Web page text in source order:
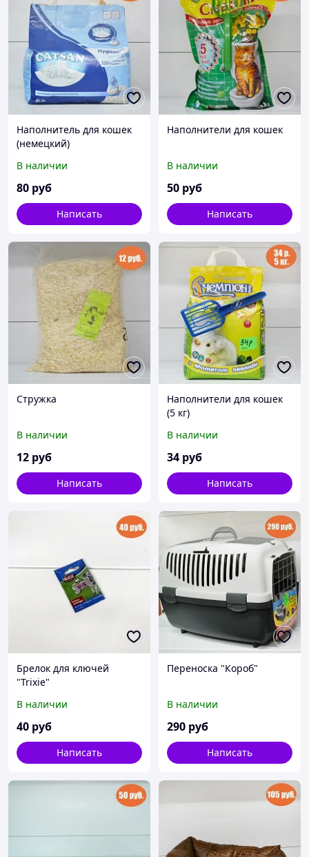
Наполнитель для кошек
(немецкий)
В наличии
80 руб
Написать
Наполнители для кошек
В наличии
50 руб
Написать
Стружка
В наличии
12 руб
Написать
Наполнители для кошек
(5 кг)
В наличии
34 руб
Написать
Брелок для ключей
"Trixie"
В наличии
40 руб
Написать
Переноска "Короб"
В наличии
290 руб
Написать